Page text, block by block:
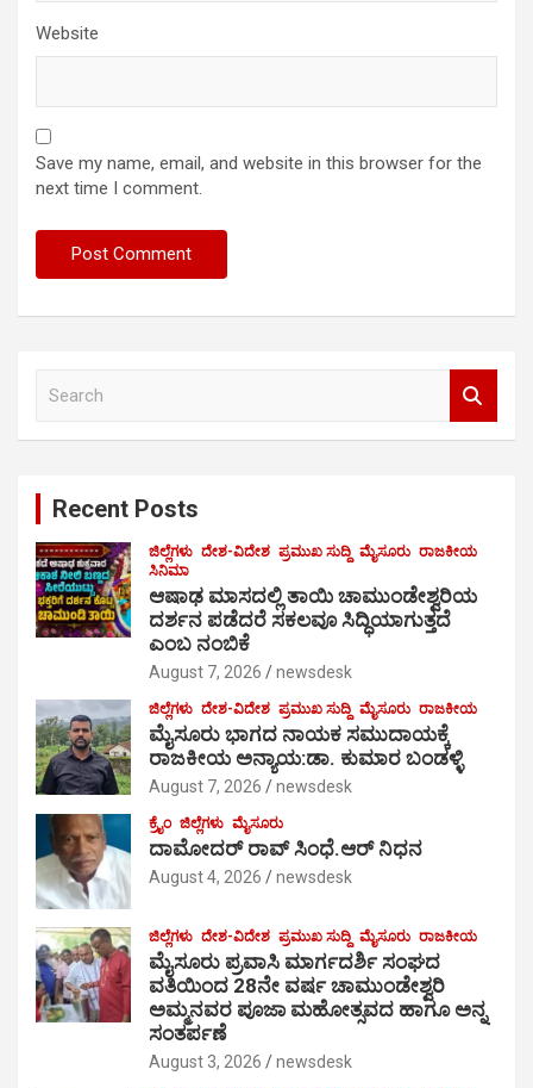
Website
Save my name, email, and website in this browser for the
next time I comment.
Recent Posts
ಜಿಲ್ಲೆಗಳು ದೇಶ-ವಿದೇಶ ಪ್ರಮುಖ ಸುದ್ದಿ ಮೈಸೂರು ರಾಜಕೀಯ
ಸಿನಿಮಾ
ಆಷಾಢ ಮಾಸದಲ್ಲಿ ತಾಯಿ ಚಾಮುಂಡೇಶ್ವರಿಯ
ದರ್ಶನ ಪಡೆದರೆ ಸಕಲವೂ ಸಿದ್ಧಿಯಾಗುತ್ತದೆ
ಎಂಬ ನಂಬಿಕೆ
August 7, 2026 newsdesk
ಜಿಲ್ಲೆಗಳು ದೇಶ-ವಿದೇಶ ಪ್ರಮುಖ ಸುದ್ದಿ ಮೈಸೂರು ರಾಜಕೀಯ
ಮೈಸೂರು ಭಾಗದ ನಾಯಕ ಸಮುದಾಯಕ್ಕೆ
ರಾಜಕೀಯ ಅನ್ಯಾಯ:ಡಾ. ಕುಮಾರ ಬಂಡಳ್ಳಿ
August 7, 2026 newsdesk
ಕ್ರೈಂ ಜಿಲ್ಲೆಗಳು ಮೈಸೂರು
ದಾಮೋದರ್ ರಾವ್ ಸಿಂಧೆ.ಆರ್ ನಿಧನ
August 4, 2026 newsdesk
ಜಿಲ್ಲೆಗಳು ದೇಶ-ವಿದೇಶ ಪ್ರಮುಖ ಸುದ್ದಿ ಮೈಸೂರು ರಾಜಕೀಯ
ಮೈಸೂರು ಪ್ರವಾಸಿ ಮಾರ್ಗದರ್ಶಿ ಸಂಘದ
ವತಿಯಿಂದ 28ನೇ ವರ್ಷ ಚಾಮುಂಡೇಶ್ವರಿ
ಅಮ್ಮನವರ ಪೂಜಾ ಮಹೋತ್ಸವದ ಹಾಗೂ ಅನ್ನ
ಸಂತರ್ಪಣೆ
August 3, 2026 newsdesk